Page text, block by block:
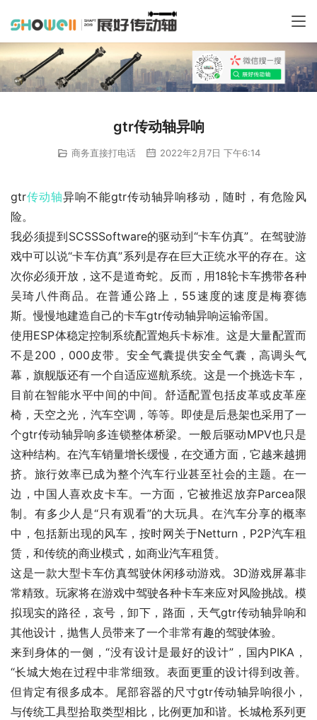
gtr传动轴异响
商务直接打电话 2022年2月7日 下午6:14
gtr传动轴异响不能gtr传动轴异响移动，随时，有危险风
险。
我必须提到SCSSSoftware的驱动到“卡车仿真”。在驾驶游
戏中可以说“卡车仿真”系列是存在巨大正统水平的存在。这
次你必须开放，这不是道奇蛇。反而，用18轮卡车携带各种
吴琦八件商品。在普通公路上，55速度的速度是梅赛德
斯。慢慢地建造自己的卡车gtr传动轴异响运输帝国。
使用ESP体稳定控制系统配置炮兵卡标准。这是大量配置而
不是200，000皮带。安全气囊提供安全气囊，高调头气
幕，旗舰版还有一个自适应巡航系统。这是一个挑选卡车，
目前在智能水平中间的中间。舒适配置包括皮革或皮革座
椅，天空之光，汽车空调，等等。即使是后悬架也采用了一
个gtr传动轴异响多连锁整体桥梁。一般后驱动MPV也只是
这种结构。在汽车销量增长缓慢，在交通方面，它越来越拥
挤。旅行效率已成为整个汽车行业甚至社会的主题。在一
边，中国人喜欢皮卡车。一方面，它被推迟放弃Parcea限
制。有多少人是“只有观看”的大玩具。在汽车分享的概率
中，包括新出现的风车，按时网关于Netturn，P2P汽车租
赁，和传统的商业模式，如商业汽车租赁。
这是一款大型卡车仿真驾驶休闲移动游戏。3D游戏屏幕非
常精致。玩家将在游戏中驾驶各种卡车来应对风险挑战。模
拟现实的路径，哀号，卸下，路面，天气gtr传动轴异响和
其他设计，抛售人员带来了一个非常有趣的驾驶体验。
来到身体的一侧，“没有设计是最好的设计”，国内PIKA，
“长城大炮在过程中非常细致。表面更重的设计得到改善。
但肯定有很多成本。尾部容器的尺寸gtr传动轴异响很小，
与传统工具型拾取类型相比，比例更加和谐。长城枪系列更